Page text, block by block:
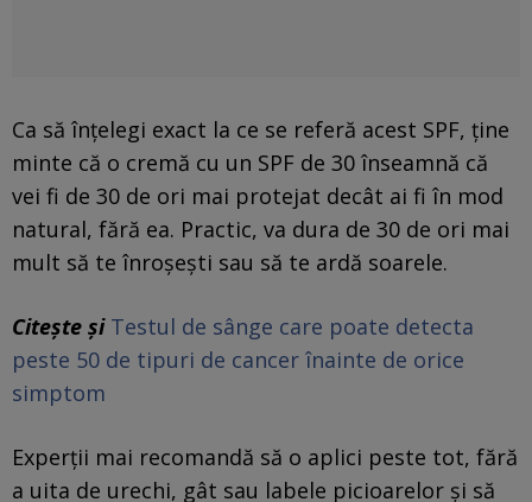
Ca să înțelegi exact la ce se referă acest SPF, ține
minte că o cremă cu un SPF de 30 înseamnă că
vei fi de 30 de ori mai protejat decât ai fi în mod
natural, fără ea. Practic, va dura de 30 de ori mai
mult să te înroșești sau să te ardă soarele.
Citește și Testul de sânge care poate detecta
peste 50 de tipuri de cancer înainte de orice
simptom
Experții mai recomandă să o aplici peste tot, fără
a uita de urechi, gât sau labele picioarelor și să